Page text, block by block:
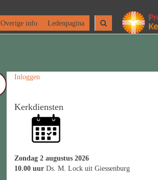
Overige info Ledenpagina
Inloggen
Kerkdiensten
Zondag 2 augustus 2026
10.00 uur Ds. M. Lock uit Giessenburg